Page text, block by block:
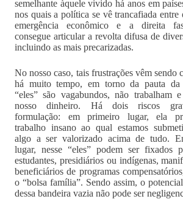
semelhante àquele vivido há anos em
nos quais a política se vê trancafiada entre
emergência econômico e a direita
consegue articular a revolta difusa de
incluindo as mais precarizadas.
No nosso caso, tais frustrações vêm sendo
há muito tempo, em torno da pauta da
“eles” são vagabundos, não trabalham
nosso dinheiro. Há dois riscos
formulação: em primeiro lugar, ela
trabalho insano ao qual estamos
algo a ser valorizado acima de tudo.
lugar, nesse “eles” podem ser fixados
estudantes, presidiários ou indígenas,
beneficiários de programas
o “bolsa família”. Sendo assim, o
dessa bandeira vazia não pode ser